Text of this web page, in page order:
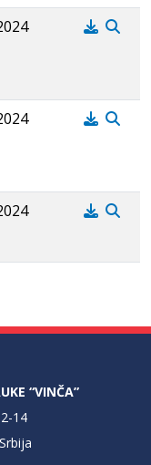
“VINČA”
14